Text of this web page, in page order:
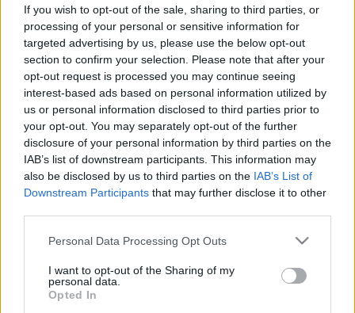
If you wish to opt-out of the sale, sharing to third parties, or
processing of your personal or sensitive information for
targeted advertising by us, please use the below opt-out
section to confirm your selection. Please note that after your
opt-out request is processed you may continue seeing
interest-based ads based on personal information utilized by
us or personal information disclosed to third parties prior to
your opt-out. You may separately opt-out of the further
disclosure of your personal information by third parties on the
IAB’s list of downstream participants. This information may
also be disclosed by us to third parties on the IAB’s List of
Downstream Participants that may further disclose it to other
Please note that this website/app uses one or more Google
not limited to your visit or usage behaviour. You may click to
grant or deny consent to Google and its third-party tags to
use your data for below specified purposes in below Google
Personal Data Processing Opt Outs
I want to opt-out of the Sharing of my
personal data.
Opted In